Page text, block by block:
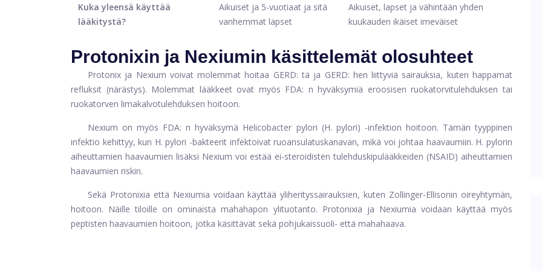
Kuka yleensä käyttää
lääkitystä?
Aikuiset ja 5-vuotiaat ja sitä
vanhemmat lapset
Aikuiset, lapset ja vähintään yhden
kuukauden ikäiset imeväiset
Protonixin ja Nexiumin käsittelemät olosuhteet
Protonix ja Nexium voivat molemmat hoitaa GERD: tä ja GERD: hen liittyviä sairauksia, kuten happamat
refluksit (närästys). Molemmat lääkkeet ovat myös FDA: n hyväksymiä eroosisen ruokatorvitulehduksen tai
ruokatorven limakalvotulehduksen hoitoon.
Nexium on myös FDA: n hyväksymä Helicobacter pylori (H. pylori) -infektion hoitoon. Tämän tyyppinen
infektio kehittyy, kun H. pylori -bakteerit infektoivat ruoansulatuskanavan, mikä voi johtaa haavaumiin. H. pylorin
aiheuttamien haavaumien lisäksi Nexium voi estää ei-steroidisten tulehduskipulääkkeiden (NSAID) aiheuttamien
haavaumien riskin.
Sekä Protonixia että Nexiumia voidaan käyttää yliherityssairauksien, kuten Zollinger-Ellisonin oireyhtymän,
hoitoon. Näille tiloille on ominaista mahahapon ylituotanto. Protonixia ja Nexiumia voidaan käyttää myös
peptisten haavaumien hoitoon, jotka käsittävät sekä pohjukaissuoli- että mahahaava.